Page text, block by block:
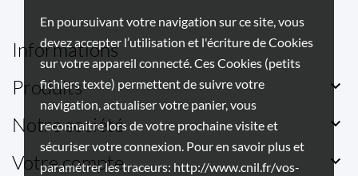
En poursuivant votre navigation sur ce site, vous
devez accepter l’utilisation et l'écriture de Cookies
sur votre appareil connecté. Ces Cookies (petits
fichiers texte) permettent de suivre votre
navigation, actualiser votre panier, vous
reconnaitre lors de votre prochaine visite et
sécuriser votre connexion. Pour en savoir plus et
paramétrer les traceurs: http://www.cnil.fr/vos-
Informations
Produits

Notre société 
Votre compte 